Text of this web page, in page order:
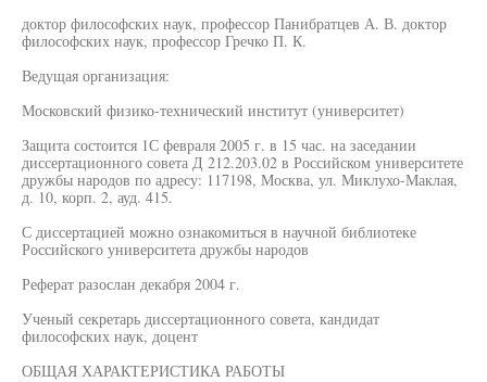
доктор философских наук, профессор Панибратцев А. В. доктор
философских наук, профессор Гречко П. К.
Ведущая организация:
Московский физико-технический институт (университет)
Защита состоится 1С февраля 2005 г. в 15 час. на заседании
диссертационного совета Д 212.203.02 в Российском университете
дружбы народов по адресу: 117198, Москва, ул. Миклухо-Маклая,
д. 10, корп. 2, ауд. 415.
С диссертацией можно ознакомиться в научной библиотеке
Российского университета дружбы народов
Реферат разослан декабря 2004 г.
Ученый секретарь диссертационного совета, кандидат
философских наук, доцент
ОБЩАЯ ХАРАКТЕРИСТИКА РАБОТЫ